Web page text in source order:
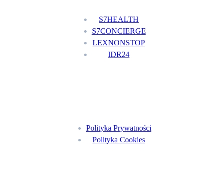
S7HEALTH
S7CONCIERGE
LEXNONSTOP
IDR24
Polityka Prywatności
Polityka Cookies